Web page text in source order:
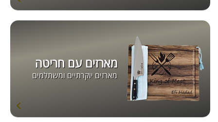
מארזים עם חריטה
מארזים יוקרתיים ומשתלמים